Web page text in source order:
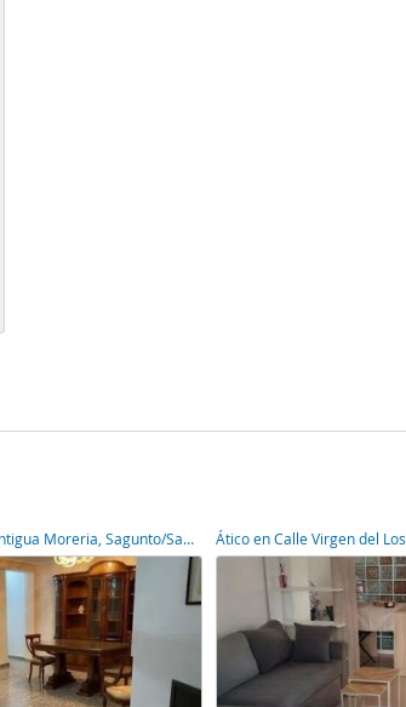
Piso en Camino Real, Antigua Moreria, Sagunto/Sagunt,